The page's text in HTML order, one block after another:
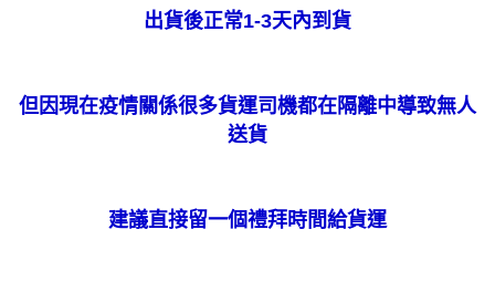
出貨後正常1-3天內到貨
但因現在疫情關係很多貨運司機都在隔離中導致無人
送貨
建議直接留一個禮拜時間給貨運